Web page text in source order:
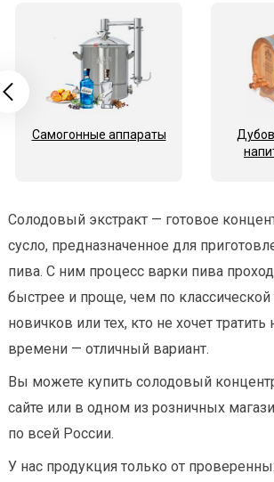
Самогонные аппараты
Солодовый экстракт — готовое
сусло, предназначенное для
пива. С ним процесс варки пива
быстрее и проще, чем по классической
новичков или тех, кто не хочет
времени — отличный вариант.
Вы можете купить солодовый
сайте или в одном из розничных
по всей России.
У нас продукция только от